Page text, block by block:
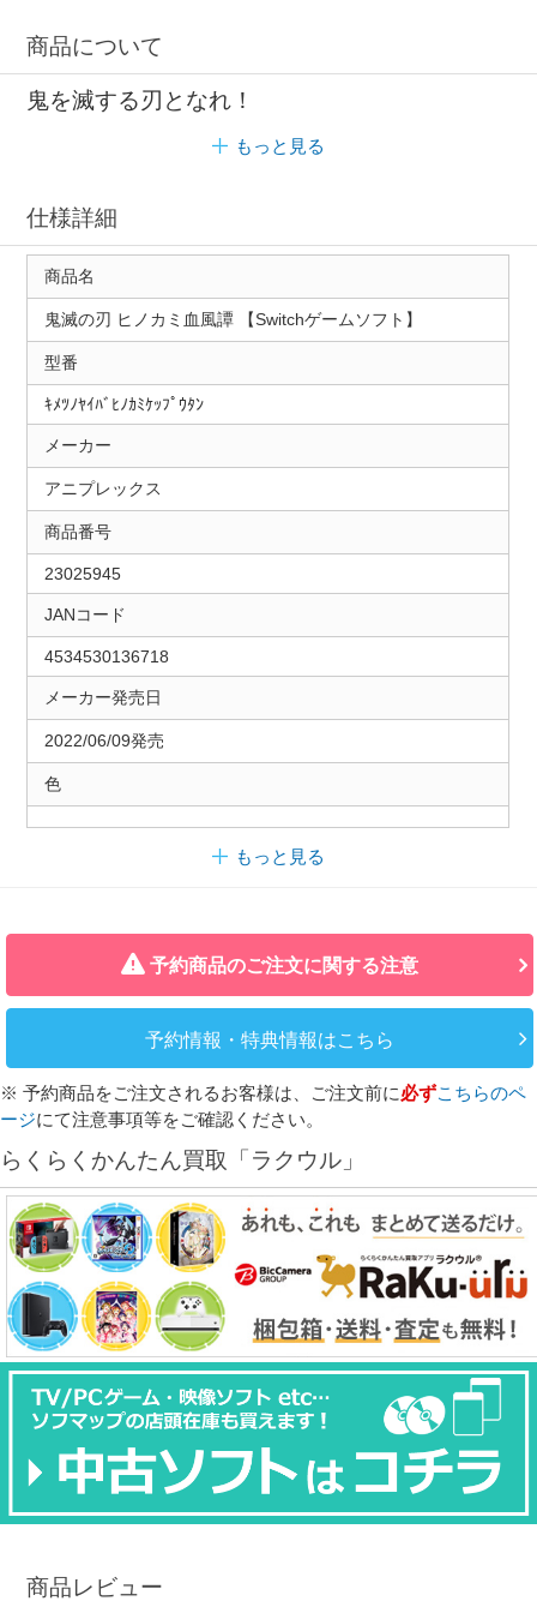
商品について
鬼を滅する刃となれ！
もっと見る
仕様詳細
商品名
鬼滅の刃 ヒノカミ血風譚 【Switchゲームソフト】
型番
ｷﾒﾂﾉﾔｲﾊﾞﾋﾉｶﾐｹｯﾌﾟｳﾀﾝ
メーカー
アニプレックス
商品番号
23025945
JANコード
4534530136718
メーカー発売日
2022/06/09発売
色
もっと見る
予約商品のご注文に関する注意
予約情報・特典情報はこちら
※ 予約商品をご注文されるお客様は、ご注文前に必ずこちらのペ
ージにて注意事項等をご確認ください。
らくらくかんたん買取「ラクウル」
商品レビュー